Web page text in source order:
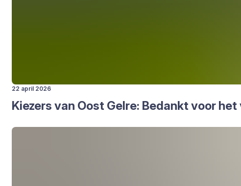
22 april 2026
Kie­zers van Oost Gel­re: Bedankt voor